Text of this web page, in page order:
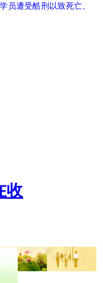
员遭受酷刑以致死亡、
收